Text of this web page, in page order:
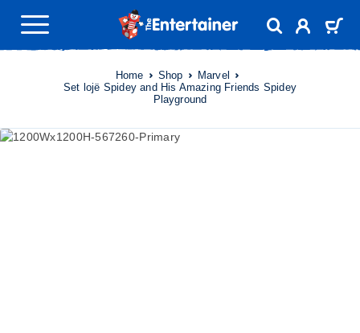
Home Shop
Marvel
Set lojë Spidey and His Amazing Friends Spidey
Playground